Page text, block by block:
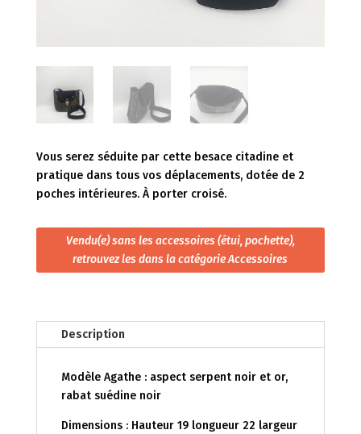
Vous serez séduite par cette besace citadine et
pratique dans tous vos déplacements, dotée de 2
poches intérieures. À porter croisé.
Vendu(e) sans les accessoires (étui, pochette),
retrouvez les dans la catégorie Accessoires
Description
Modèle Agathe : aspect serpent noir et or,
rabat suédine noir
Dimensions : Hauteur 19 longueur 22 largeur